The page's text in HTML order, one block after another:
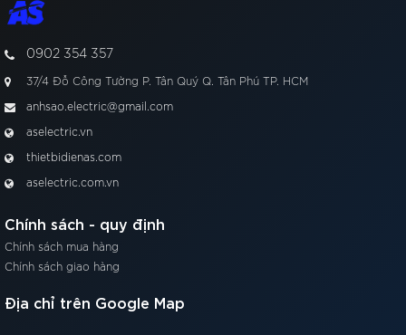
0902 354 357
37/4 Đỗ Công Tường P. Tân Quý Q. Tân Phú TP. HCM
anhsao.electric@gmail.com
aselectric.vn
thietbidienas.com
aselectric.com.vn
Chính sách - quy định
Chính sách mua hàng
Chính sách giao hàng
Địa chỉ trên Google Map